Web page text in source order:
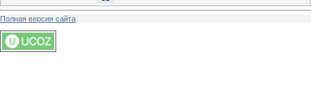
Полная версия сайта